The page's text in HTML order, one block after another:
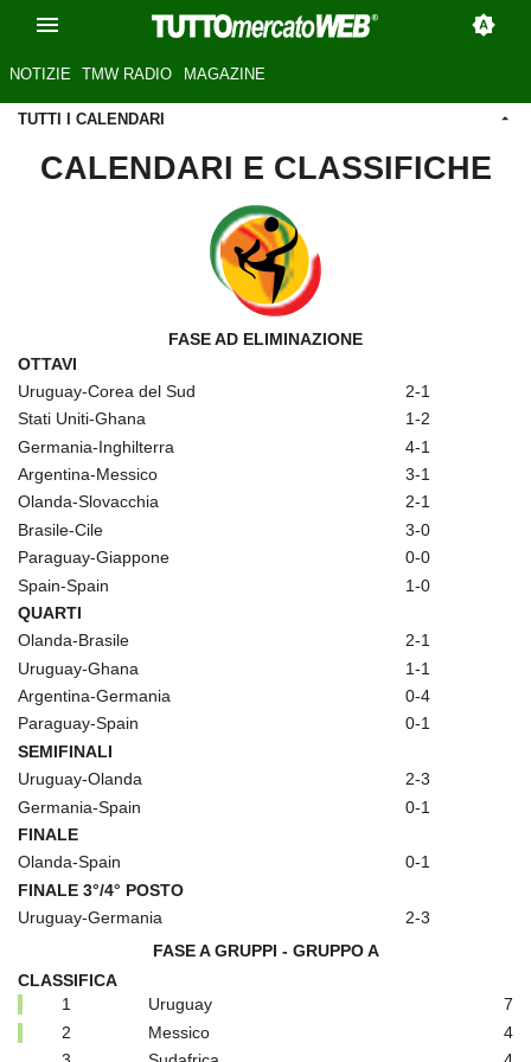
NOTIZIE TMW RADIO MAGAZINE
TUTTI I CALENDARI
CALENDARI E CLASSIFICHE
FASE AD ELIMINAZIONE
OTTAVI
Uruguay-Corea del Sud
2-1
Stati Uniti-Ghana
1-2
Germania-Inghilterra
4-1
Argentina-Messico
3-1
Olanda-Slovacchia
2-1
Brasile-Cile
3-0
Paraguay-Giappone
0-0
Spain-Spain
1-0
QUARTI
Olanda-Brasile
2-1
Uruguay-Ghana
1-1
Argentina-Germania
0-4
Paraguay-Spain
0-1
SEMIFINALI
Uruguay-Olanda
2-3
Germania-Spain
0-1
FINALE
Olanda-Spain
0-1
FINALE 3°/4° POSTO
Uruguay-Germania
2-3
FASE A GRUPPI - GRUPPO A
CLASSIFICA
1
Uruguay
7
2
Messico
4